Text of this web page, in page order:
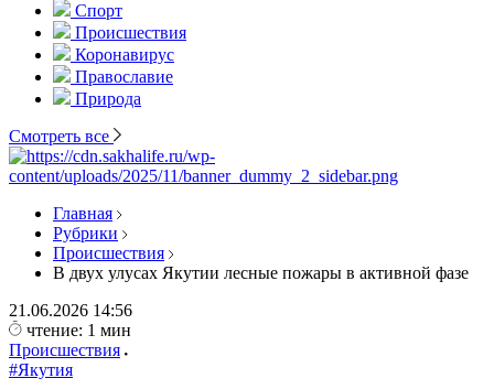
Спорт
Происшествия
Коронавирус
Православие
Природа
Смотреть все
Главная
Рубрики
Происшествия
В двух улусах Якутии лесные пожары в активной фазе
21.06.2026 14:56
чтение: 1 мин
Происшествия
#Якутия